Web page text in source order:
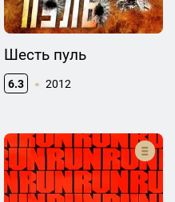
Шесть пуль
6.3 2012